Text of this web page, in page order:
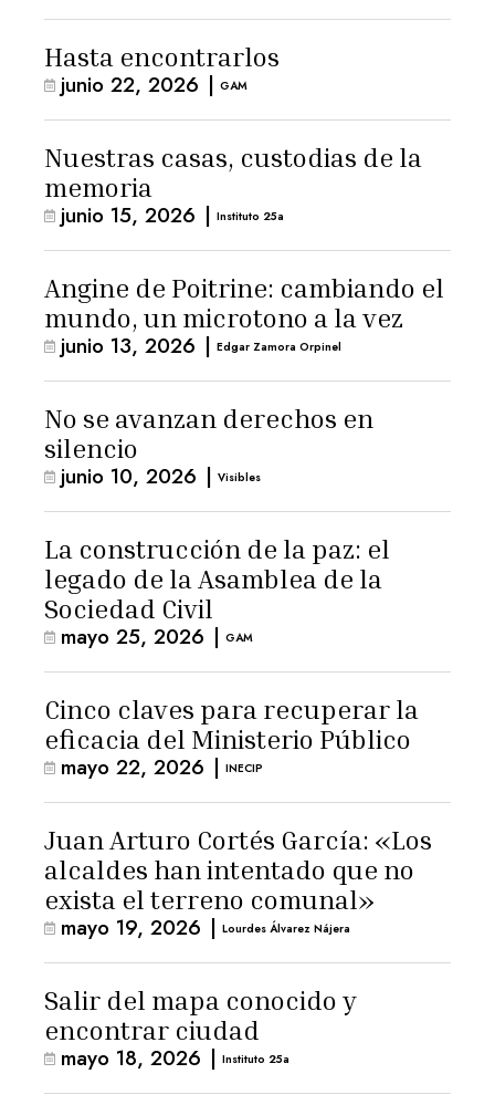
Hasta encontrarlos
junio 22, 2026 | GAM
Nuestras casas, custodias de la
memoria
junio 15, 2026 | Instituto 25a
Angine de Poitrine: cambiando el
mundo, un microtono a la vez
junio 13, 2026 | Edgar Zamora Orpinel
No se avanzan derechos en
silencio
junio 10, 2026 | Visibles
La construcción de la paz: el
legado de la Asamblea de la
Sociedad Civil
mayo 25, 2026 | GAM
Cinco claves para recuperar la
eficacia del Ministerio Público
mayo 22, 2026 | INECIP
Juan Arturo Cortés García: «Los
alcaldes han intentado que no
exista el terreno comunal»
mayo 19, 2026 | Lourdes Álvarez Nájera
Salir del mapa conocido y
encontrar ciudad
mayo 18, 2026 | Instituto 25a